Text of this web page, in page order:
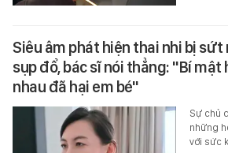
Siêu âm phát hiện thai nhi bị sứt
sụp đổ, bác sĩ nói thẳng: "Bí
nhau đã hại em bé"
Sự chủ
những
với sức